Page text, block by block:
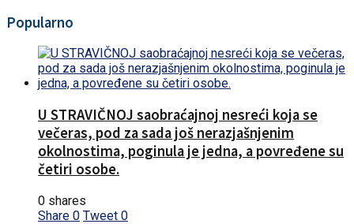
Popularno
U STRAVIČNOJ saobraćajnoj nesreći koja se
večeras, pod za sada još nerazjašnjenim
okolnostima, poginula je jedna, a povređene su
četiri osobe.
0 shares
Share 0 Tweet 0